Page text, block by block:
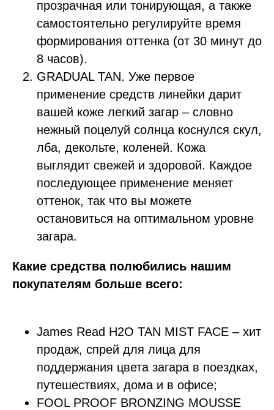
прозрачная или тонирующая, а также
самостоятельно регулируйте время
формирования оттенка (от 30 минут до
8 часов).
GRADUAL TAN. Уже первое
применение средств линейки дарит
вашей коже легкий загар – словно
нежный поцелуй солнца коснулся скул,
лба, декольте, коленей. Кожа
выглядит свежей и здоровой. Каждое
последующее применение меняет
оттенок, так что вы можете
остановиться на оптимальном уровне
загара.
Какие средства полюбились нашим
покупателям больше всего:
James Read H2O TAN MIST FACE – хит
продаж, спрей для лица для
поддержания цвета загара в поездках,
путешествиях, дома и в офисе;
FOOL PROOF BRONZING MOUSSE